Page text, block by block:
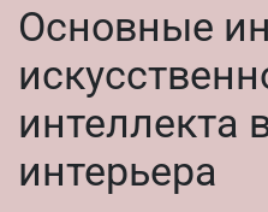
Основные
интеллекта
интерьера